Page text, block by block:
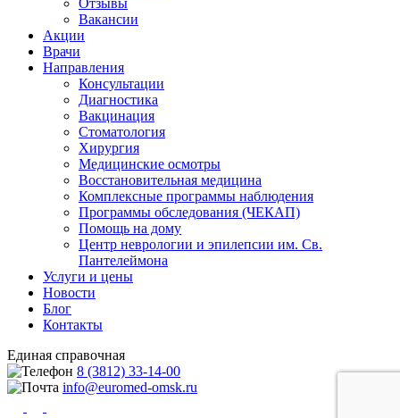
Вакансии
Акции
Врачи
Направления
Консультации
Диагностика
Вакцинация
Стоматология
Хирургия
Медицинские осмотры
Восстановительная медицина
Комплексные программы наблюдения
Программы обследования (ЧЕКАП)
Помощь на дому
Центр неврологии и эпилепсии им. Св.
Пантелеймона
Услуги и цены
Новости
Блог
Контакты
Единая справочная
8 (3812) 33-14-00
info@euromed-omsk.ru